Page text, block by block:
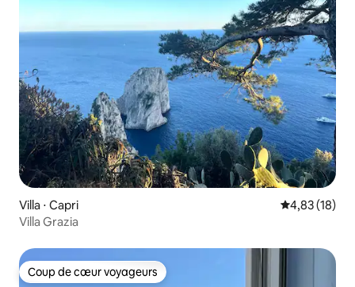
Villa ⋅ Capri Évaluation
4,83 (18)
Villa Grazia
Coup de cœur voyageurs
Coup de cœur voyageurs